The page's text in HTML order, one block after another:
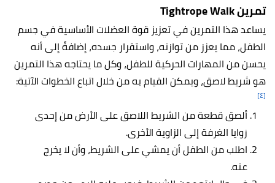
تمرين Tightrope Walk
يساعد هذا التمرين في تعزيز قوة العضلات الأساسية في جسم
الطفل، مما يعزز من توازنه، واستقرار جسده، إضافةً إلى أنه
يحسن من المهارات الحركية للطفل، وكل ما يحتاجه هذا التمرين
هو شريط لاصق، ويمكن القيام به من خلال اتباع الخطوات الآتية:
[٤]
ألصق قطعة من الشريط اللاصق على الأرض من إحدى
زوايا الغرفة إلى الزاوية الأخرى.
اطلب من الطفل أن يمشي على الشريط، وأن لا يخرج
عنه.